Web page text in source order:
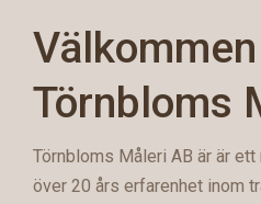
Törnbloms
Törnbloms Måleri AB är är
över 20 års erfarenhet inom